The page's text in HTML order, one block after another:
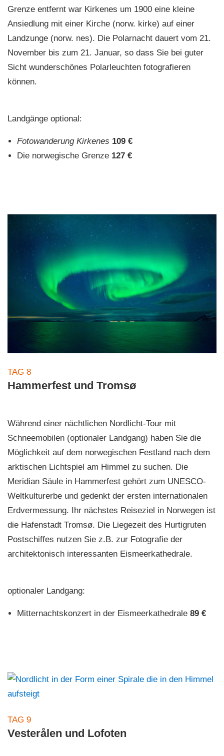
Grenze entfernt war Kirkenes um 1900 eine kleine
Ansiedlung mit einer Kirche (norw. kirke) auf einer
Landzunge (norw. nes). Die Polarnacht dauert vom 21.
November bis zum 21. Januar, so dass Sie bei guter
Sicht wunderschönes Polarleuchten fotografieren
können.
Landgänge optional:
Fotowanderung Kirkenes 109 €
Die norwegische Grenze 127 €
TAG 8
Hammerfest und Tromsø
Während einer nächtlichen Nordlicht-Tour mit
Schneemobilen (optionaler Landgang) haben Sie die
Möglichkeit auf dem norwegischen Festland nach dem
arktischen Lichtspiel am Himmel zu suchen. Die
Meridian Säule in Hammerfest gehört zum UNESCO-
Weltkulturerbe und gedenkt der ersten internationalen
Erdvermessung. Ihr nächstes Reiseziel in Norwegen ist
die Hafenstadt Tromsø. Die Liegezeit des Hurtigruten
Postschiffes nutzen Sie z.B. zur Fotografie der
architektonisch interessanten Eismeerkathedrale.
optionaler Landgang:
Mitternachtskonzert in der Eismeerkathedrale 89 €
TAG 9
Vesterålen und Lofoten